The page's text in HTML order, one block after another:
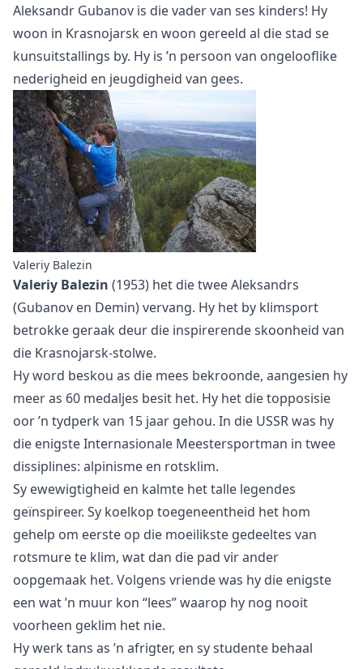
Aleksandr Gubanov is die vader van ses kinders! Hy
woon in Krasnojarsk en woon gereeld al die stad se
kunsuitstallings by. Hy is ’n persoon van ongelooflike
nederigheid en jeugdigheid van gees.
Valeriy Balezin
Valeriy Balezin (1953) het die twee Aleksandrs
(Gubanov en Demin) vervang. Hy het by klimsport
betrokke geraak deur die inspirerende skoonheid van
die Krasnojarsk-stolwe.
Hy word beskou as die mees bekroonde, aangesien hy
meer as 60 medaljes besit het. Hy het die topposisie
oor ’n tydperk van 15 jaar gehou. In die USSR was hy
die enigste Internasionale Meestersportman in twee
dissiplines: alpinisme en rotsklim.
Sy ewewigtigheid en kalmte het talle legendes
geïnspireer. Sy koelkop toegeneentheid het hom
gehelp om eerste op die moeilikste gedeeltes van
rotsmure te klim, wat dan die pad vir ander
oopgemaak het. Volgens vriende was hy die enigste
een wat ’n muur kon “lees” waarop hy nog nooit
voorheen geklim het nie.
Hy werk tans as ’n afrigter, en sy studente behaal